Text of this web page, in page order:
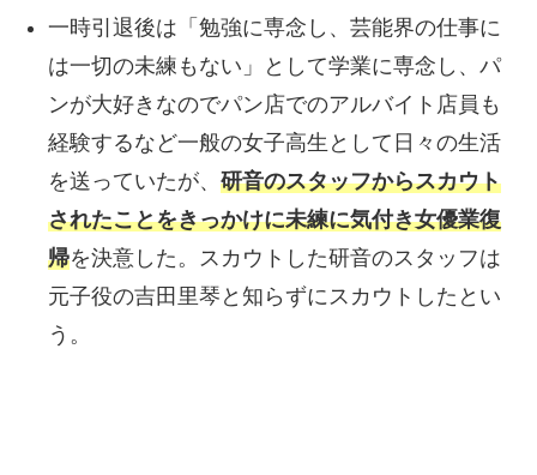
一時引退後は「勉強に専念し、芸能界の仕事に
は一切の未練もない」として学業に専念し、パ
ンが大好きなのでパン店でのアルバイト店員も
経験するなど一般の女子高生として日々の生活
を送っていたが、 研音のスタッフからスカウト
されたことをきっかけに未練に気付き女優業復
帰を決意した。スカウトした研音のスタッフは
元子役の吉田里琴と知らずにスカウトしたとい
う。